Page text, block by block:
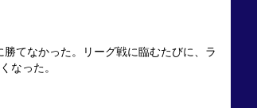
てなかった。リーグ戦に臨むたびに、ラ
なった。